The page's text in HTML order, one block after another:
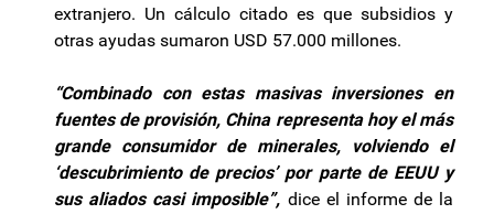
extranjero. Un cálculo citado es que subsidios y
otras ayudas sumaron USD 57.000 millones.
“Combinado con estas masivas inversiones en
fuentes de provisión, China representa hoy el más
grande consumidor de minerales, volviendo el
‘descubrimiento de precios’ por parte de EEUU y
sus aliados casi imposible”, dice el informe de la